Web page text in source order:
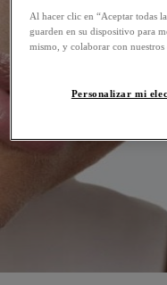
Al hacer clic en “Aceptar todas
guarden en su dispositivo para
mismo, y colaborar con nuestros
Personalizar mi